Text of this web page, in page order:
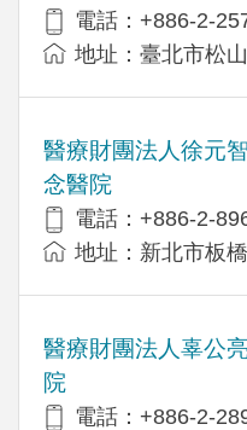
電話：+886-2-
地址：臺北市松
醫療財團法人徐元
念醫院
電話：+886-2-
地址：新北市板
醫療財團法人辜公
院
電話：+886-2-